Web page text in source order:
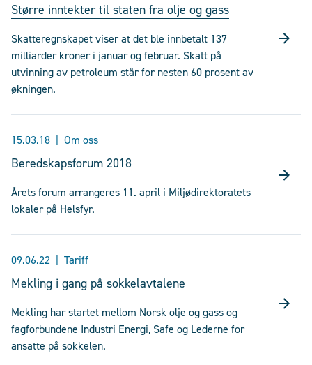
Større inntekter til staten fra olje og gass
Skatteregnskapet viser at det ble innbetalt 137
milliarder kroner i januar og februar. Skatt på
utvinning av petroleum står for nesten 60 prosent av
økningen.
15.03.18 Om oss
Beredskapsforum 2018
Årets forum arrangeres 11. april i Miljødirektoratets
lokaler på Helsfyr.
09.06.22 Tariff
Mekling i gang på sokkelavtalene
Mekling har startet mellom Norsk olje og gass og
fagforbundene Industri Energi, Safe og Lederne for
ansatte på sokkelen.